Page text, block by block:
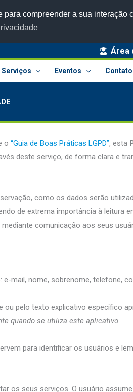
compreender a sua interação
Área
Serviços Eventos Contato
o “Guia de Boas Práticas LGPD”, esta
deste serviço, de forma clara e
como os dados serão
de extrema importância à leitura
comunicação aos seus
mail, nome, sobrenome, telefone,
pelo texto explicativo específico
quando se utiliza este aplicativo.
para identificar os usuários e
os seus serviços. O usuário